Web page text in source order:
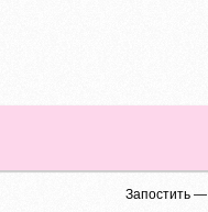
Запостить —